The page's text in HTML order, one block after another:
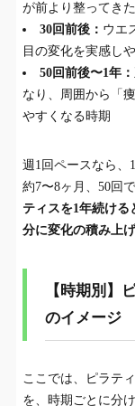
が前より整ってき
30回前後： ウエ
目の変化を実感し
50回前後〜1年：
なり、周囲から「
やすくなる時期
週1回ペースなら、
約7〜8ヶ月、50回
ティスを1年続ける
分に変化の積み上
【時期別】
のイメージ
ここでは、ピラテ
を、時期ごとに分